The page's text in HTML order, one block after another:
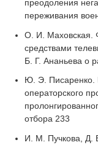
преодоления
переживания
О. И. Маховская.
средствами
Б. Г. Ананьева о
Ю. Э. Писаренко.
операторского
отбора 233
И. М. Пучкова, Д.